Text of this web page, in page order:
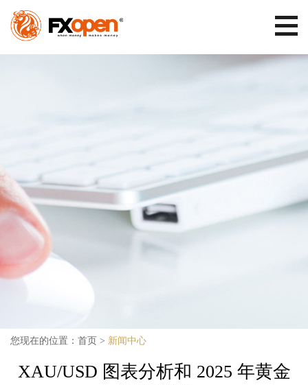
您现在的位置： 首页 > 新闻中心
XAU/USD 图表分析和 2025 年黄金